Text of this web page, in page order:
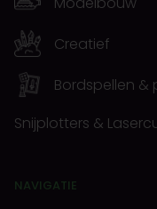
Creatief
Bordspellen &
Snijplotters &
NAVIGATIE